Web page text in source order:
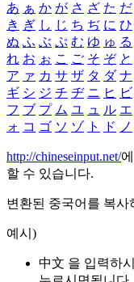
あ ぁ か が さ ざ た だ
き ぎ し じ ち ぢ に ひ
ぬ ふ ぶ ぷ む ゆ ゅ る
れ お ぉ こ ご そ ぞ と
ア ァ カ サ ザ タ ダ ナ
ギ シ ジ チ ヂ ニ ヒ ビ
フ ブ プ ム ユ ュ ル エ
ォ コ ゴ ソ ゾ ト ド ノ
http://chineseinput.net/
할 수 있습니다.
변환된 중국어를 복
예시)
中文 을 입력하